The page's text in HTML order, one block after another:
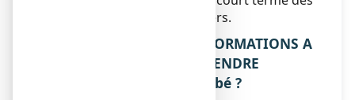
symptômes dépressifs légers.
2. QUELLES SONT LES INFORMATIONS A
CONNAITRE AVANT DE PRENDRE
PROSOFT, comprimé enrobé ?